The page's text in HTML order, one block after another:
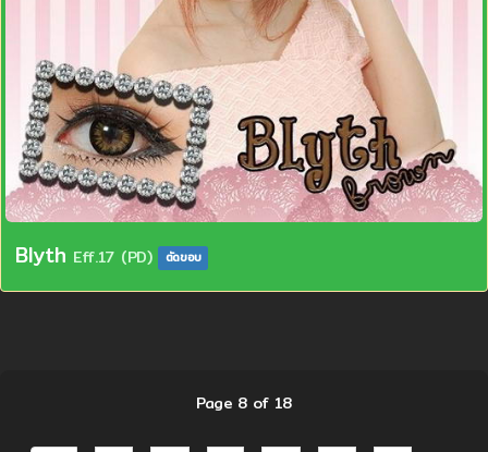
Blyth Eff.17 (PD) ตัดขอบ
Page 8 of 18